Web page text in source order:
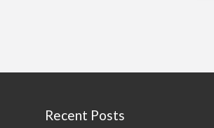
Recent Posts